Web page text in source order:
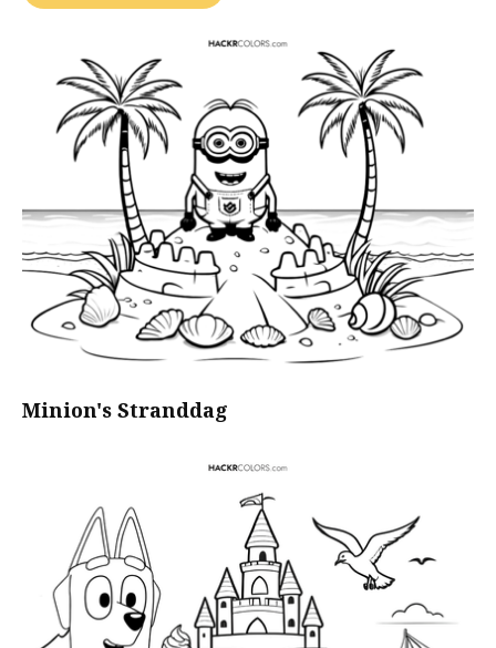
Minion's Stranddag